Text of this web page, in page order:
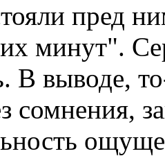
пред
минут".
В выводе,
сомнения,